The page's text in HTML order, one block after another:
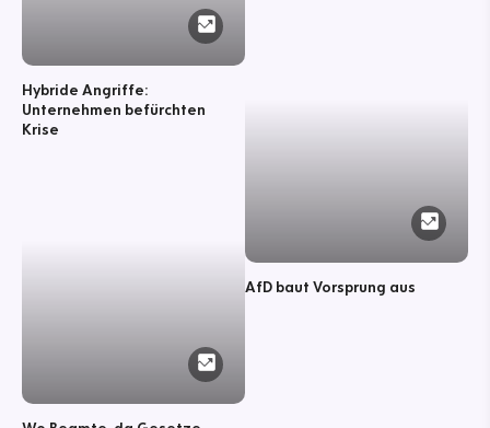
Hybride Angriffe:
Unternehmen befürchten
Krise
AfD baut Vorsprung aus